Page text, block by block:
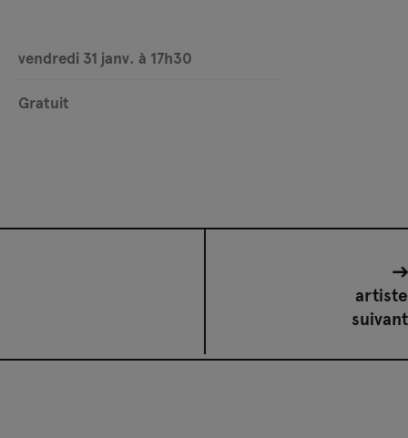
vendredi 31 janv. à 17h30
Gratuit
artiste
suivant